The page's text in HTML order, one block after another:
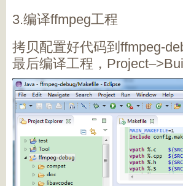
3.编译ffmpeg工程
拷贝配置好代码到ffmpeg-
最后编译工程，